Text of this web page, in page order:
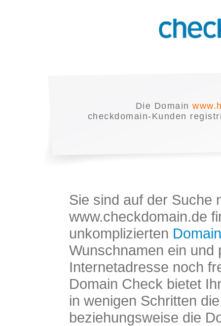
Die Domain
checkdomain-Kunden
Sie sind auf der Suche
www.checkdomain.de
unkomplizierten
Wunschnamen ein und
Internetadresse noch
Domain Check bietet
in wenigen Schritten
beziehungsweise die